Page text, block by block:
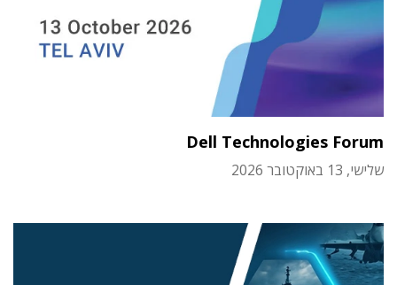
Dell Technologies Forum
שלישי, 13 באוקטובר 2026